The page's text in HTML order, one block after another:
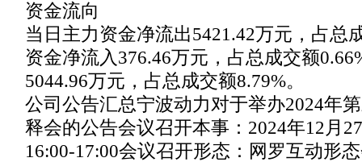
资金流向
当日主力资金净流出5421.42万元，占总
资金净流入376.46万元，占总成交额
5044.96万元，占总成交额8.79%。
公司公告汇总宁波动力对于举办2024年
释会的公告会议召开本事：2024年12月
16:00-17:00会议召开形态：网罗互动形